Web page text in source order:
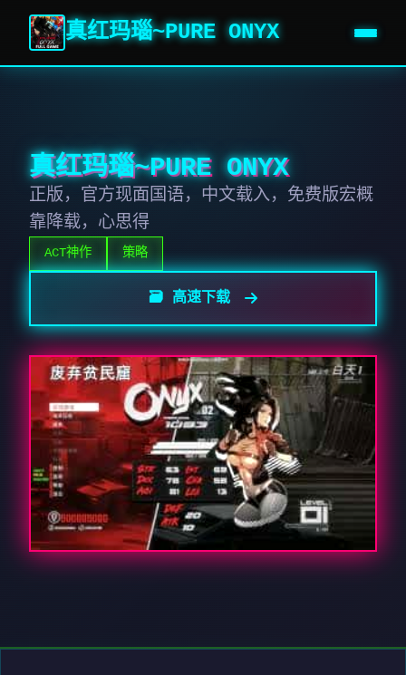
真红玛瑙~PURE ONYX
真红玛瑙~PURE ONYX
正版，官方现面国语，中文载入，免费版宏概
靠降载，心思得
ACT神作 策略
🗃️ 高速下载